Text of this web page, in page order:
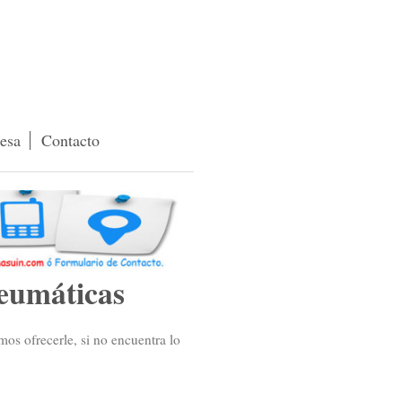
Contacto
ofrecerle, si no encuentra lo